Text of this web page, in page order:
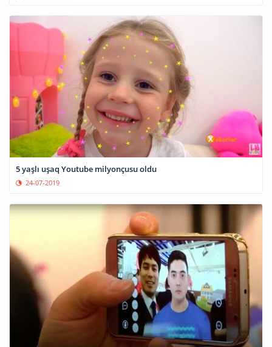
5 yaşlı uşaq Youtube milyonçusu oldu
24-07-2019